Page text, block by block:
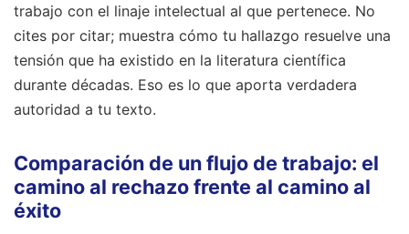
trabajo con el linaje intelectual al que pertenece. No
cites por citar; muestra cómo tu hallazgo resuelve una
tensión que ha existido en la literatura científica
durante décadas. Eso es lo que aporta verdadera
autoridad a tu texto.
Comparación de un flujo de trabajo: el
camino al rechazo frente al camino al
éxito